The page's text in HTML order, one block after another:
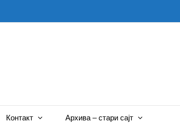
Контакт Архива – стари сајт